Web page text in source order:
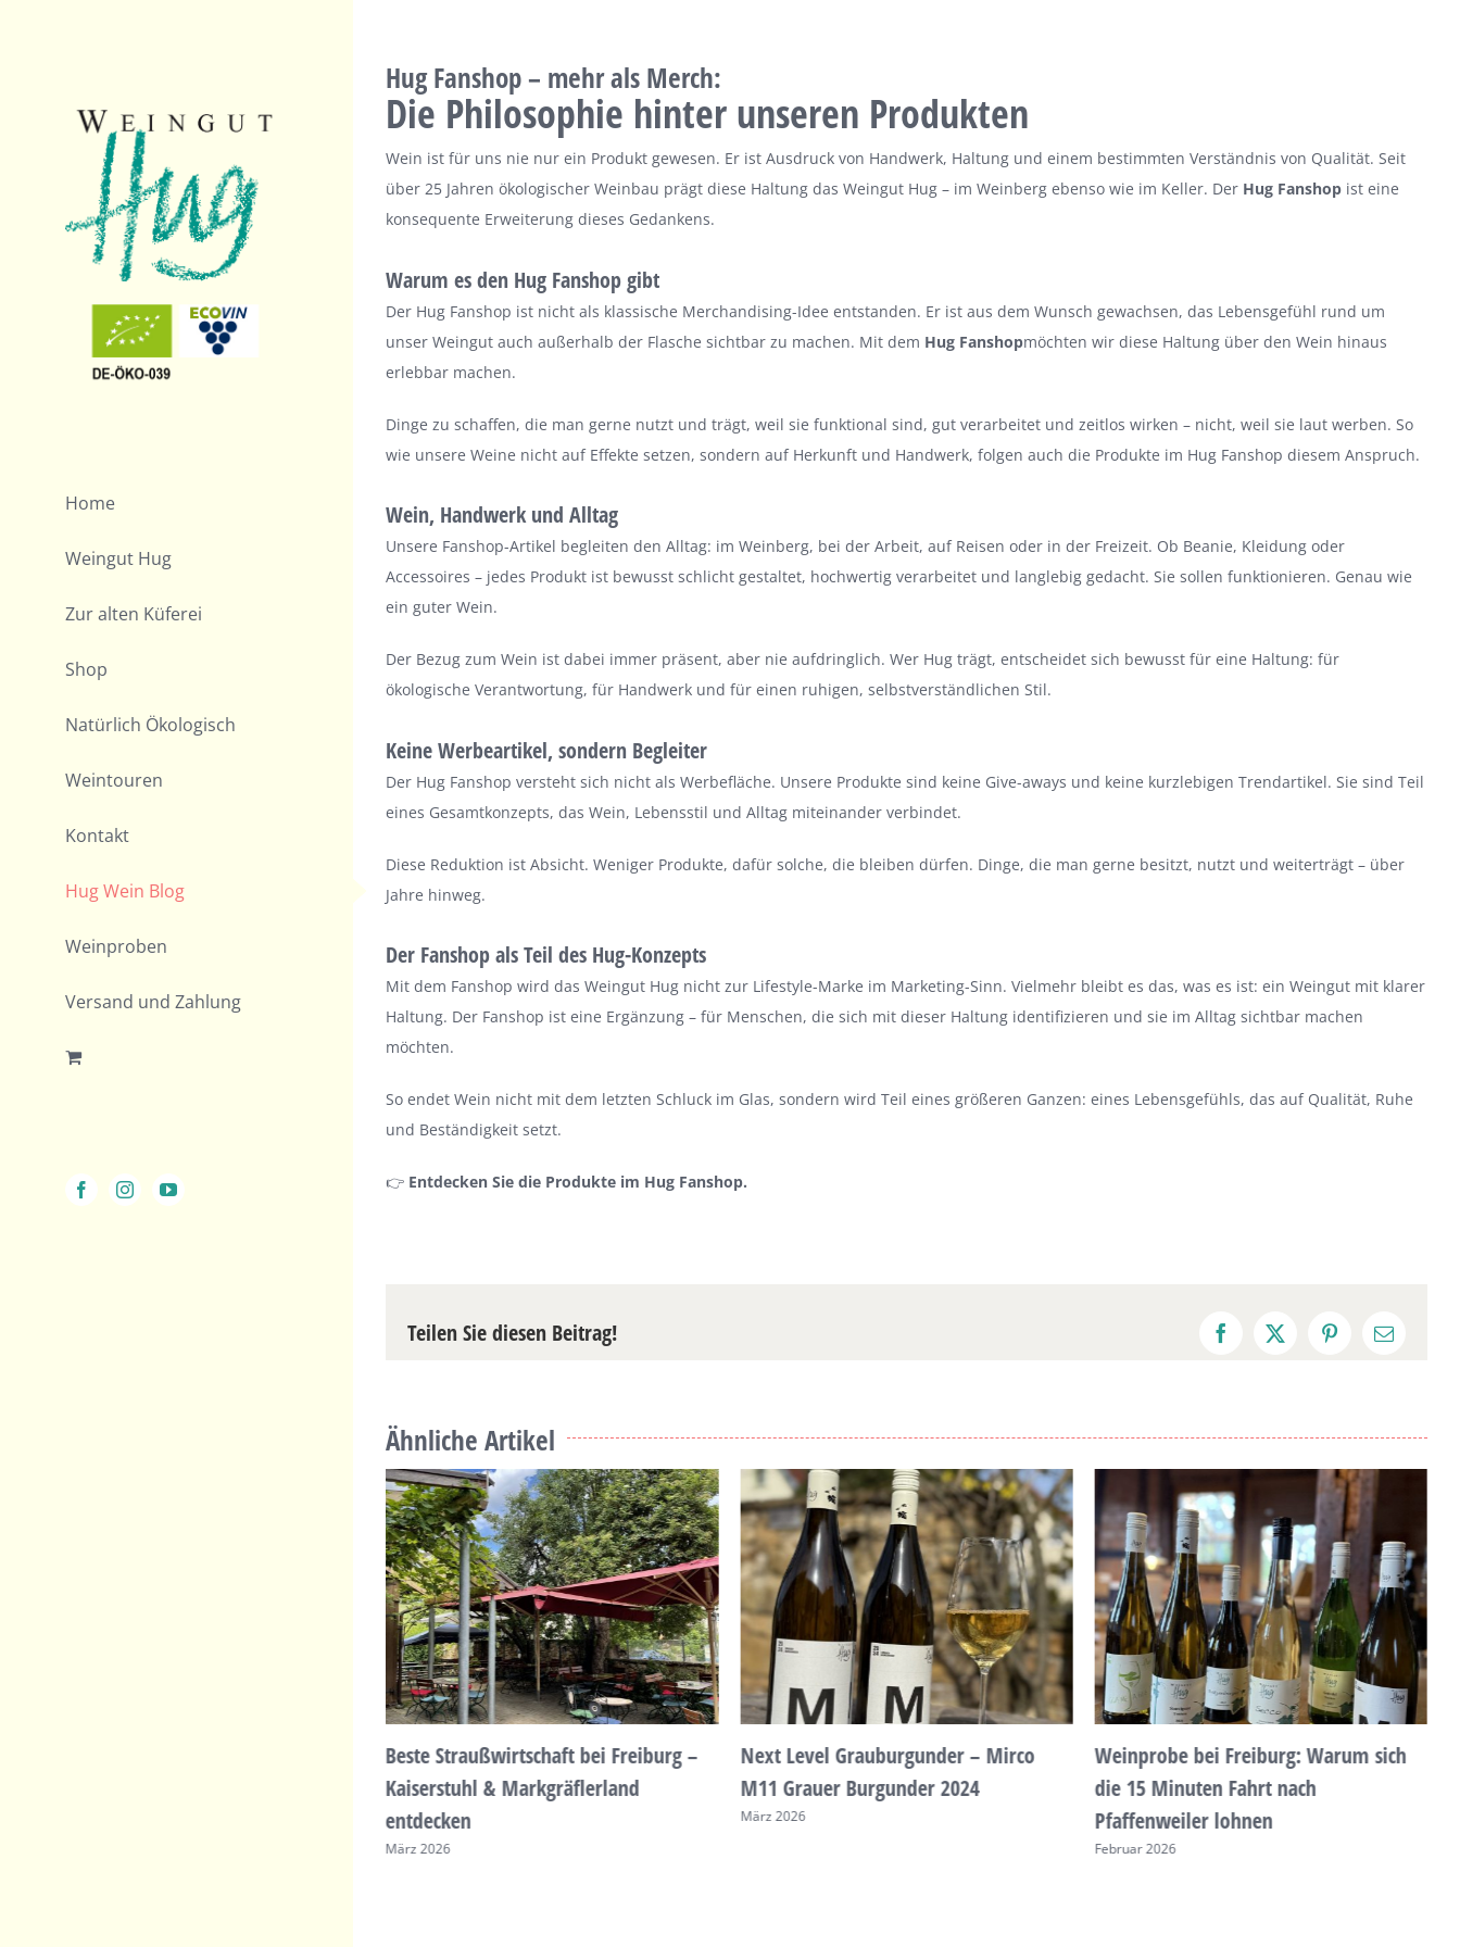
Home
Weingut Hug
Zur alten Küferei
Shop
Natürlich Ökologisch
Weintouren
Kontakt
Hug Wein Blog
Weinproben
Versand und Zahlung
FacebookInstagramYouTube
Hug Fanshop – mehr als Merch:
Die Philosophie hinter unseren Produkten
Wein ist für uns nie nur ein Produkt gewesen. Er ist Ausdruck von Handwerk, Haltung und einem bestimmten Verständnis von Qualität. Seit
über 25 Jahren ökologischer Weinbau prägt diese Haltung das Weingut Hug – im Weinberg ebenso wie im Keller. Der Hug Fanshopist eine
konsequente Erweiterung dieses Gedankens.
Warum es den Hug Fanshop gibt
Der Hug Fanshop ist nicht als klassische Merchandising-Idee entstanden. Er ist aus dem Wunsch gewachsen, das Lebensgefühl rund um
unser Weingut auch außerhalb der Flasche sichtbar zu machen. Mit dem Hug Fanshopmöchten wir diese Haltung über den Wein hinaus
erlebbar machen.
Dinge zu schaffen, die man gerne nutzt und trägt, weil sie funktional sind, gut verarbeitet und zeitlos wirken – nicht, weil sie laut werben. So
wie unsere Weine nicht auf Effekte setzen, sondern auf Herkunft und Handwerk, folgen auch die Produkte im Hug Fanshop diesem Anspruch.
Wein, Handwerk und Alltag
Unsere Fanshop-Artikel begleiten den Alltag: im Weinberg, bei der Arbeit, auf Reisen oder in der Freizeit. Ob Beanie, Kleidung oder
Accessoires – jedes Produkt ist bewusst schlicht gestaltet, hochwertig verarbeitet und langlebig gedacht. Sie sollen funktionieren. Genau wie
ein guter Wein.
Der Bezug zum Wein ist dabei immer präsent, aber nie aufdringlich. Wer Hug trägt, entscheidet sich bewusst für eine Haltung: für
ökologische Verantwortung, für Handwerk und für einen ruhigen, selbstverständlichen Stil.
Keine Werbeartikel, sondern Begleiter
Der Hug Fanshop versteht sich nicht als Werbefläche. Unsere Produkte sind keine Give-aways und keine kurzlebigen Trendartikel. Sie sind Teil
eines Gesamtkonzepts, das Wein, Lebensstil und Alltag miteinander verbindet.
Diese Reduktion ist Absicht. Weniger Produkte, dafür solche, die bleiben dürfen. Dinge, die man gerne besitzt, nutzt und weiterträgt – über
Jahre hinweg.
Der Fanshop als Teil des Hug-Konzepts
Mit dem Fanshop wird das Weingut Hug nicht zur Lifestyle-Marke im Marketing-Sinn. Vielmehr bleibt es das, was es ist: ein Weingut mit klarer
Haltung. Der Fanshop ist eine Ergänzung – für Menschen, die sich mit dieser Haltung identifizieren und sie im Alltag sichtbar machen
möchten.
So endet Wein nicht mit dem letzten Schluck im Glas, sondern wird Teil eines größeren Ganzen: eines Lebensgefühls, das auf Qualität, Ruhe
und Beständigkeit setzt.
👉 Entdecken Sie die Produkte im Hug Fanshop.
Teilen Sie diesen Beitrag! Facebook
X Pinterest
E-
Ähnliche Artikel
Beste Straußwirtschaft bei Freiburg –
Kaiserstuhl & Markgräflerland
entdecken
März 2026
Next Level Grauburgunder – Mirco
M11 Grauer Burgunder 2024
März 2026
Weinprobe bei Freiburg: Warum sich
die 15 Minuten Fahrt nach
Pfaffenweiler lohnen
Februar 2026